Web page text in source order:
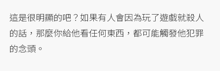
這是很明顯的吧？如果有人會因為玩了遊戲就殺人
的話，那麼你給他看任何東西，都可能觸發他犯罪
的念頭。